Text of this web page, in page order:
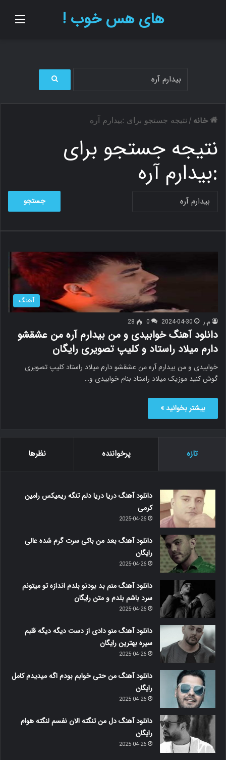
های هس خوب !
ج
خانه / نتیجه جستجو برای :بیدارم آره
نتیجه جستجو برای
:بیدارم آره
ج
آهنگ
م.ر 2024-04-30
0
28
دانلود آهنگ خوابیدی و من بیدارم آره من عشقشو
دارم میلاد راستاد و کلیپ تصویری رایگان
خوابیدی و من بیدارم آره من عشقشو دارم میلاد راستاد کلیپ تصویری
گوش کنید موزیک میلاد راستاد بنام خوابیدی و…
بیشتر بخوانید »
تازه پرخواننده نظرها
دانلود آهنگ دریا دریا دلم تنگه ریمیکس رامین
کرمی
2025-04-26
دانلود آهنگ بعد من باکی سرت گرم شده عالی
رایگان
2025-04-26
دانلود آهنگ منم بد بودنو بلدم اندازه تو میتونم
سرد باشم بلدم و متن رایگان
2025-04-26
دانلود آهنگ منو دادی از دست دیگه دیگه قلبم
سیره بهترین رایگان
2025-04-26
دانلود آهنگ من حتی خوابم بودم اگه میدیدم کامل
رایگان
2025-04-26
دانلود آهنگ دل من تنگته الان نفسم لنگته هوام
رایگان
2025-04-26